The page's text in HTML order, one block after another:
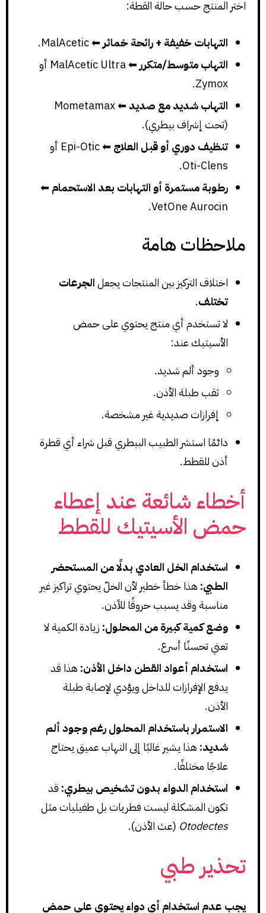
اختر المنتج حسب حالة القطة:
التهابات خفيفة + رائحة خمائر ⬅ MalAcetic.
التهاب متوسط/متكرر
⬅ MalAcetic Ultra أو
Zymox.
التهاب شديد مع صديد
⬅ Mometamax
(تحت إشراف بيطري).
تنظيف دوري أو قبل العلاج
⬅ Epi-Otic أو
Oti-Clens.
رطوبة مستمرة أو التهابات بعد الاستحمام ⬅
VetOne Aurocin.
ملاحظات هامة
اختلاف التركيز بين المنتجات يجعلالجرعات
تختلف.
لا تستخدم أي منتج يحتوي على حمض
الأسيتيك عند:
وجود ألم شديد.
ثقب طبلة الأذن.
إفرازات صديدية غير مشخصة.
دائمًا استشر الطبيب البيطري قبل شراء أي قطرة
أذن للقطط.
أخطاء شائعة عند إعطاء
حمض الأسيتيك للقطط
استخدام الخل العادي بدلًا من المستحضر
الطبي: هذا خطأ خطير لأن الخلّ يحتوي تراكيز غير
مناسبة وقد يسبب حروقًا للأذن.
وضع كمية كبيرة من المحلول: زيادة الكمية لا
تعني تحسنًا أسرع.
استخدام أعواد القطن داخل الأذن: هذا قد
يدفع الإفرازات للداخل ويؤدي لإصابة طبلة
الأذن.
الاستمرار باستخدام المحلول رغم وجود ألم
شديد: هذا يشير غالبًا إلى التهاب عميق يحتاج
علاجًا مختلفًا.
استخدام الدواء بدون تشخيص بيطري: قد
تكون المشكلة ليست فطريات بل طفيليات مثل
Otodectes (عث الأذن).
تحذير طبي
يجب عدم استخدام أي دواء يحتوي على حمض